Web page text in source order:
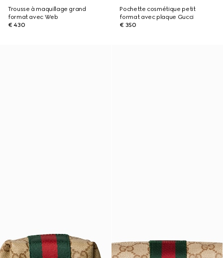
Trousse à maquillage grand
format avec Web
€ 430
Pochette cosmétique petit
format avec plaque Gucci
€ 350